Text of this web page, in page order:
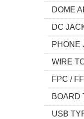
DOME
DC
PHONE
WIRE
FPC /
BOARD
USB